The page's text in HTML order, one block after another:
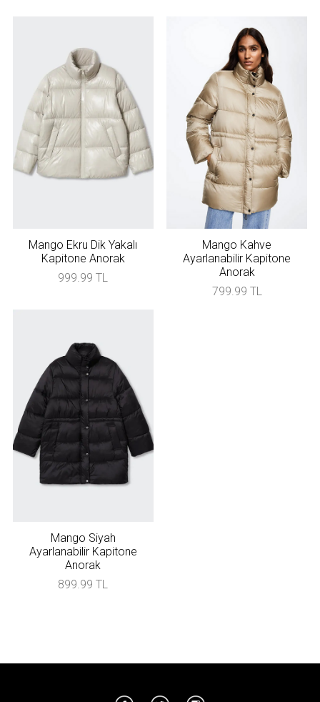
Mango Ekru Dik Yakalı
Kapitone Anorak
999.99 TL
Mango Kahve
Ayarlanabilir Kapitone
Anorak
799.99 TL
Mango Siyah
Ayarlanabilir Kapitone
Anorak
899.99 TL